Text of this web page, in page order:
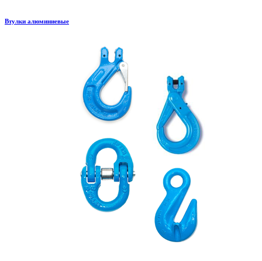
Втулки алюминиевые